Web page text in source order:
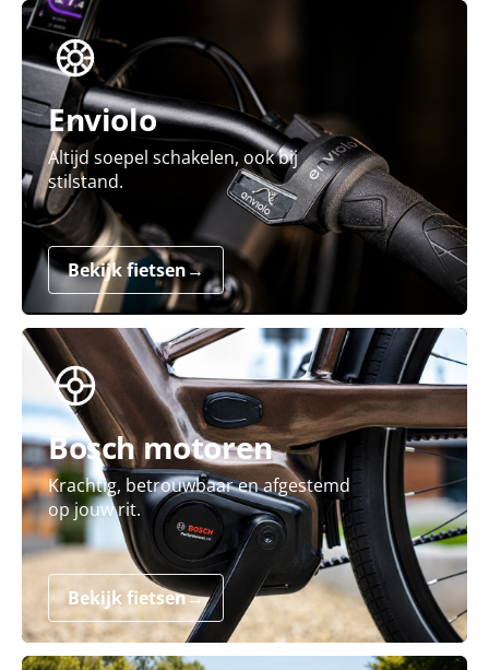
Enviolo
Altijd soepel schakelen, ook bij
stilstand.
Bekijk fietsen→
Bosch motoren
Krachtig, betrouwbaar en afgestemd
op jouw rit.
Bekijk fietsen→